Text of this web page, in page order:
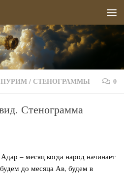
ПУРИМ/СТЕНОГРАММЫ 0
Стенограмма
– месяц когда народ начинает
до месяца Ав, будем в